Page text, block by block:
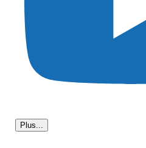
Plus...